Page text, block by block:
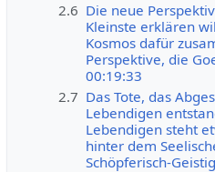
2.6 Die neue
Kleinste erklären
Kosmos dafür
Perspektive, die
00:19:33
2.7 Das Tote, das
Lebendigen
Lebendigen steht
hinter dem
Schöpferisch-